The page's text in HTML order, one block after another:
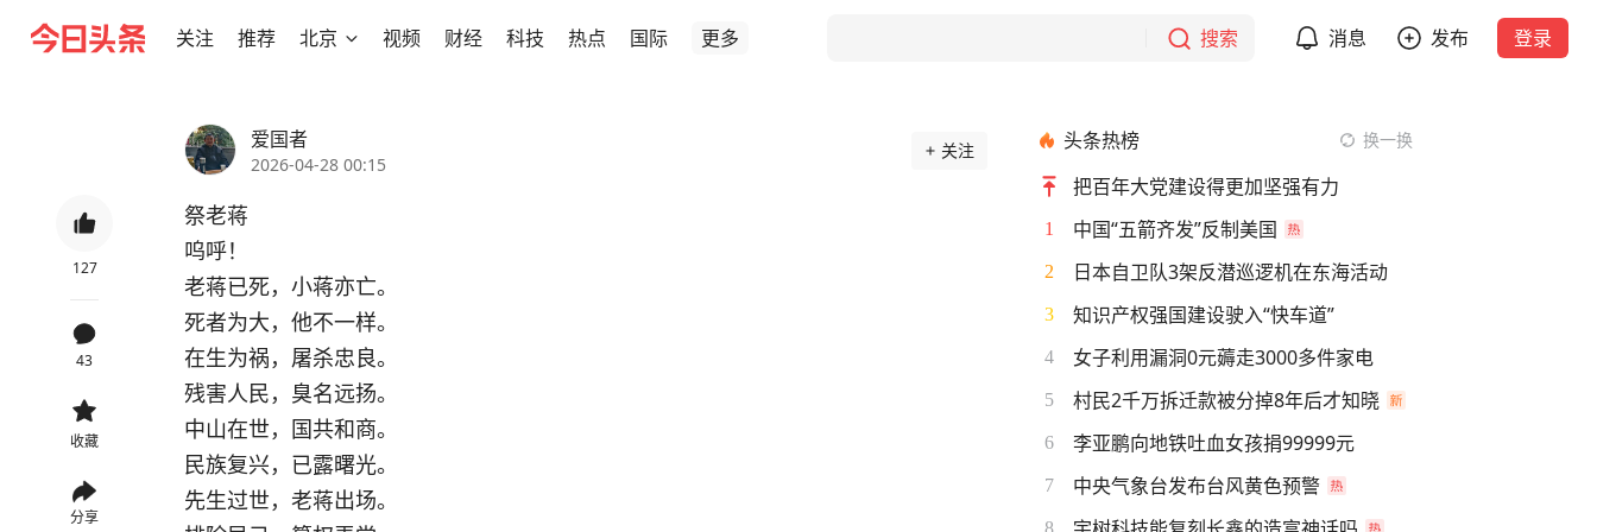
关注 推荐 北京 视频 财经 科技 热点 国际 更多 搜索 消息 发布 登录
127
43
收藏
分享
爱国者
2026-04-28 00:15
关注
祭老蒋
呜呼！
老蒋已死，小蒋亦亡。
死者为大，他不一样。
在生为祸，屠杀忠良。
残害人民，臭名远扬。
中山在世，国共和商。
民族复兴，已露曙光。
先生过世，老蒋出场。
头条热榜 换一换
把百年大党建设得更加坚强有力
1 中国“五箭齐发”反制美国
2 日本自卫队3架反潜巡逻机在东海活动
3 知识产权强国建设驶入“快车道”
4 女子利用漏洞0元薅走3000多件家电
5 村民2千万拆迁款被分掉8年后才知晓
6 李亚鹏向地铁吐血女孩捐99999元
7 中央气象台发布台风黄色预警
8